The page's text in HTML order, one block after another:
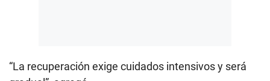
“La recuperación exige cuidados intensivos y será